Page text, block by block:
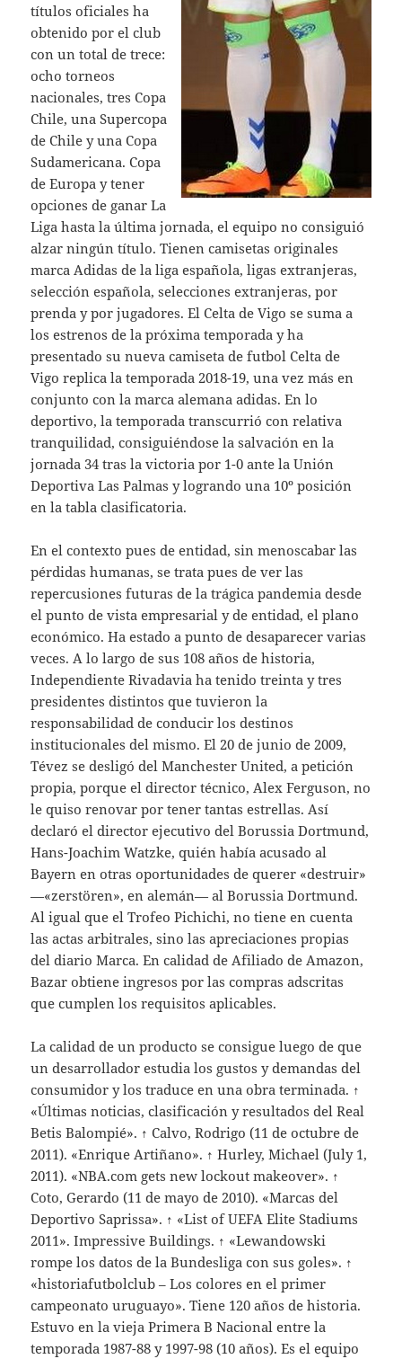
títulos oficiales ha
obtenido por el club
con un total de trece:
ocho torneos
nacionales, tres Copa
Chile, una Supercopa
de Chile y una Copa
Sudamericana. Copa
de Europa y tener
opciones de ganar La
Liga hasta la última jornada, el equipo no consiguió
alzar ningún título. Tienen camisetas originales
marca Adidas de la liga española, ligas extranjeras,
selección española, selecciones extranjeras, por
prenda y por jugadores. El Celta de Vigo se suma a
los estrenos de la próxima temporada y ha
presentado su nueva camiseta de futbol Celta de
Vigo replica la temporada 2018-19, una vez más en
conjunto con la marca alemana adidas. En lo
deportivo, la temporada transcurrió con relativa
tranquilidad, consiguiéndose la salvación en la
jornada 34 tras la victoria por 1-0 ante la Unión
Deportiva Las Palmas y logrando una 10º posición
en la tabla clasificatoria.
En el contexto pues de entidad, sin menoscabar las
pérdidas humanas, se trata pues de ver las
repercusiones futuras de la trágica pandemia desde
el punto de vista empresarial y de entidad, el plano
económico. Ha estado a punto de desaparecer varias
veces. A lo largo de sus 108 años de historia,
Independiente Rivadavia ha tenido treinta y tres
presidentes distintos que tuvieron la
responsabilidad de conducir los destinos
institucionales del mismo. El 20 de junio de 2009,
Tévez se desligó del Manchester United, a petición
propia, porque el director técnico, Alex Ferguson, no
le quiso renovar por tener tantas estrellas. Así
declaró el director ejecutivo del Borussia Dortmund,
Hans-Joachim Watzke, quién había acusado al
Bayern en otras oportunidades de querer «destruir»
—«zerstören», en alemán— al Borussia Dortmund.
Al igual que el Trofeo Pichichi, no tiene en cuenta
las actas arbitrales, sino las apreciaciones propias
del diario Marca. En calidad de Afiliado de Amazon,
Bazar obtiene ingresos por las compras adscritas
que cumplen los requisitos aplicables.
La calidad de un producto se consigue luego de que
un desarrollador estudia los gustos y demandas del
consumidor y los traduce en una obra terminada. ↑
«Últimas noticias, clasificación y resultados del Real
Betis Balompié». ↑ Calvo, Rodrigo (11 de octubre de
2011). «Enrique Artiñano». ↑ Hurley, Michael (July 1,
2011). «NBA.com gets new lockout makeover». ↑
Coto, Gerardo (11 de mayo de 2010). «Marcas del
Deportivo Saprissa». ↑ «List of UEFA Elite Stadiums
2011». Impressive Buildings. ↑ «Lewandowski
rompe los datos de la Bundesliga con sus goles». ↑
«historiafutbolclub – Los colores en el primer
campeonato uruguayo». Tiene 120 años de historia.
Estuvo en la vieja Primera B Nacional entre la
temporada 1987-88 y 1997-98 (10 años). Es el equipo